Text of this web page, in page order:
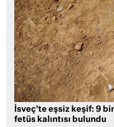
İsveç’te eşsiz keşif: 9
fetüs kalıntısı bulundu